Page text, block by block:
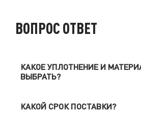
ВОПРОС ОТВЕТ
КАКОЕ УПЛОТНЕНИЕ И
ВЫБРАТЬ?
КАКОЙ СРОК ПОСТАВКИ?